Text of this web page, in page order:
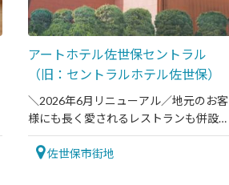
アートホテル佐世保セントラル
（旧：セントラルホテル佐世保）
＼2026年6月リニューアル／地元のお客
様にも長く愛されるレストランも併設し
たホテルです。
佐世保市街地